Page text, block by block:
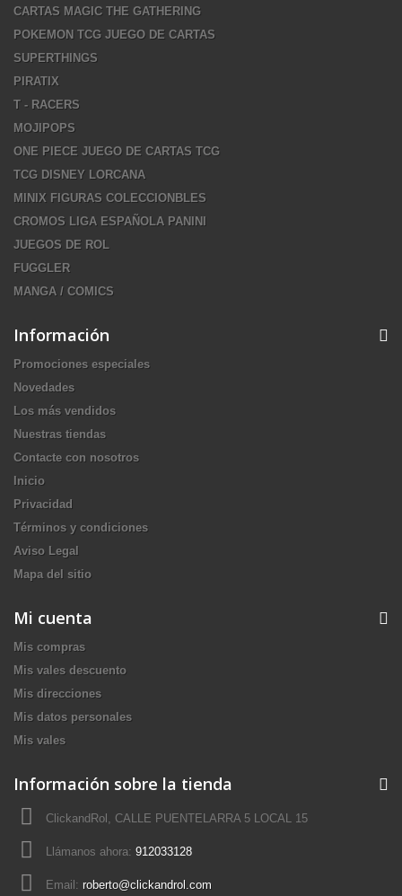
CARTAS MAGIC THE GATHERING
POKEMON TCG JUEGO DE CARTAS
SUPERTHINGS
PIRATIX
T - RACERS
MOJIPOPS
ONE PIECE JUEGO DE CARTAS TCG
TCG DISNEY LORCANA
MINIX FIGURAS COLECCIONBLES
CROMOS LIGA ESPAÑOLA PANINI
JUEGOS DE ROL
FUGGLER
MANGA / COMICS
Información
Promociones especiales
Novedades
Los más vendidos
Nuestras tiendas
Contacte con nosotros
Inicio
Privacidad
Términos y condiciones
Aviso Legal
Mapa del sitio
Mi cuenta
Mis compras
Mis vales descuento
Mis direcciones
Mis datos personales
Mis vales
Información sobre la tienda
ClickandRol, CALLE PUENTELARRA 5 LOCAL 15
Llámanos ahora: 912033128
Email: roberto@clickandrol.com